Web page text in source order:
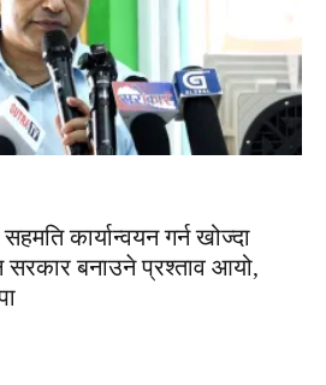
कार्यान्वयन गर्न खोज्दा
सरकार बनाउने प्रश्ताव आयो,